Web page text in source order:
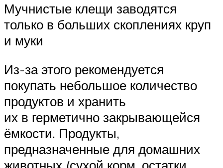
Мучнистые клещи заводятся
только в больших скоплениях круп
и муки
Из-за этого рекомендуется
покупать небольшое количество
продуктов и хранить
их в герметично закрывающейся
ёмкости. Продукты,
предназначенные для домашних